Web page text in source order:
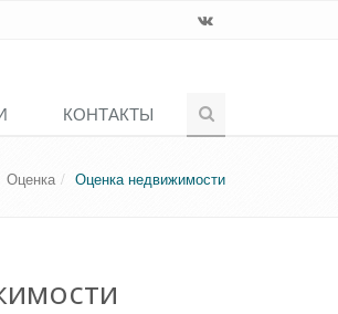
КОНТАКТЫ
Оценка Оценка недвижимости